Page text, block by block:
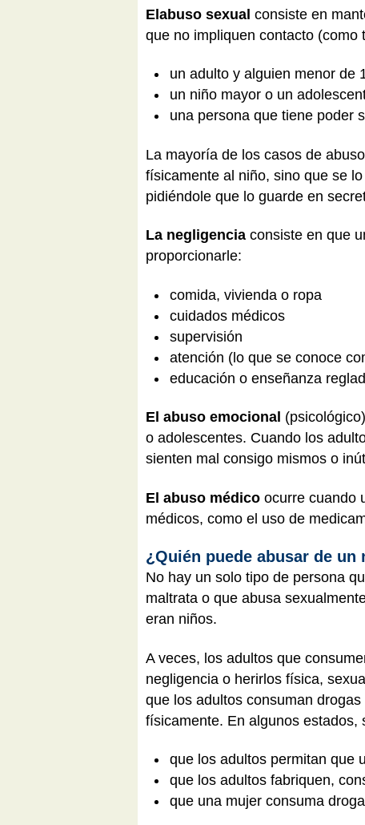
Elabuso sexual consiste en
que no impliquen contacto
un adulto y alguien menor de
un niño mayor o un
una persona que tiene poder
La mayoría de los casos de
físicamente al niño, sino que se
pidiéndole que lo guarde en
La negligencia consiste en que
proporcionarle:
comida, vivienda o ropa
cuidados médicos
supervisión
atención (lo que se conoce
educación o enseñanza
El abuso emocional
o adolescentes. Cuando los
sienten mal consigo mismos o
El abuso médico ocurre cuando
médicos, como el uso de
¿Quién puede abusar de un
No hay un solo tipo de persona
maltrata o que abusa
eran niños.
A veces, los adultos que
negligencia o herirlos física,
que los adultos consuman
físicamente. En algunos estados,
que los adultos permitan que
que los adultos fabriquen,
que una mujer consuma